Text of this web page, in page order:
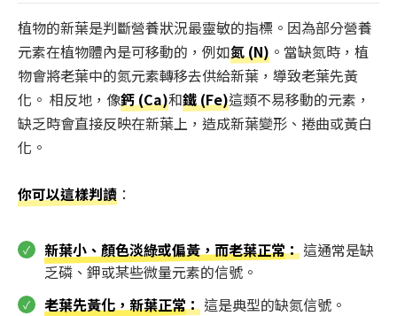
植物的新葉是判斷營養狀況最靈敏的指標。因為部分營養
元素在植物體內是可移動的，例如氮 (N) 。當缺氮時，植
物會將老葉中的氮元素轉移去供給新葉，導致老葉先黃
化。 相反地，像鈣 (Ca)和鐵 (Fe)這類不易移動的元素，
缺乏時會直接反映在新葉上，造成新葉變形、捲曲或黃白
化。
你可以這樣判讀 ：
新葉小、顏色淡綠或偏黃，而老葉正常： 這通常是缺
乏磷、鉀或某些微量元素的信號。
老葉先黃化，新葉正常： 這是典型的缺氮信號。